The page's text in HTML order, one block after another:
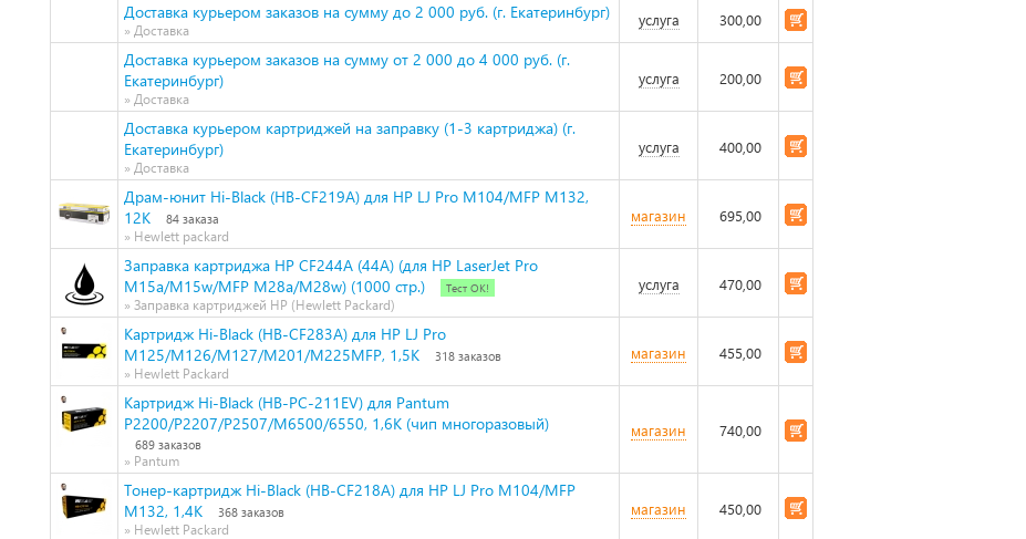
Доставка курьером заказов на сумму до 2 000 руб. (г. Екатеринбург)
» Доставка
услуга 300,00
Доставка курьером заказов на сумму от 2 000 до 4 000 руб. (г.
Екатеринбург)
» Доставка
услуга 200,00
Доставка курьером картриджей на заправку (1-3 картриджа) (г.
Екатеринбург)
» Доставка
услуга 400,00
Драм-юнит Hi-Black (HB-CF219A) для HP LJ Pro M104/MFP M132,
12K
84 заказа
» Hewlett packard
магазин 695,00
Заправка картриджа HP CF244A (44A) (для HP LaserJet Pro
M15a/M15w/MFP M28a/M28w) (1000 стр.)
Тест ОК!
» Заправка картриджей HP (Hewlett Packard)
услуга 470,00
Картридж Hi-Black (HB-CF283A) для HP LJ Pro
M125/M126/M127/M201/M225MFP, 1,5K
318 заказов
» Hewlett Packard
магазин 455,00
Картридж Hi-Black (HB-PC-211EV) для Pantum
P2200/P2207/P2507/M6500/6550, 1,6К (чип многоразовый)
689 заказов
» Pantum
магазин 740,00
Тонер-картридж Hi-Black (HB-CF218A) для HP LJ Pro M104/MFP
M132, 1,4K
368 заказов
» Hewlett Packard
магазин 450,00